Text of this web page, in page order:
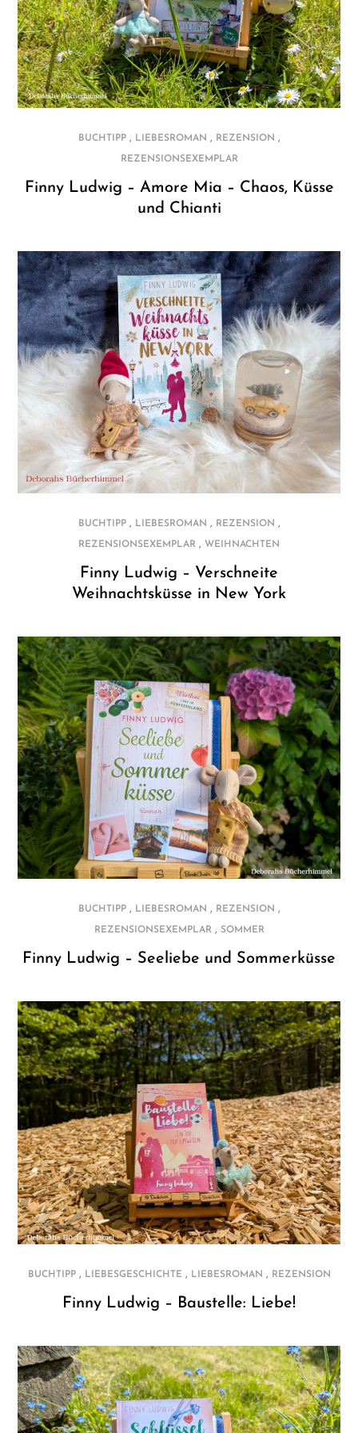
BUCHTIPP, LIEBESROMAN , REZENSION ,
REZENSIONSEXEMPLAR
Finny Ludwig – Amore Mia – Chaos, Küsse
und Chianti
BUCHTIPP, LIEBESROMAN , REZENSION ,
REZENSIONSEXEMPLAR , WEIHNACHTEN
Finny Ludwig – Verschneite
Weihnachtsküsse in New York
BUCHTIPP, LIEBESROMAN , REZENSION ,
REZENSIONSEXEMPLAR, SOMMER
Finny Ludwig – Seeliebe und Sommerküsse
BUCHTIPP, LIEBESGESCHICHTE , LIEBESROMAN , REZENSION
Finny Ludwig – Baustelle: Liebe!